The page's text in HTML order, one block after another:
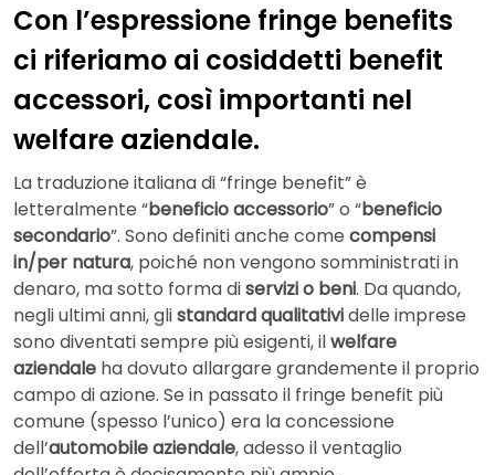
Con l’espressione fringe benefits
ci riferiamo ai cosiddetti benefit
accessori, così importanti nel
welfare aziendale.
La traduzione italiana di “fringe benefit” è
letteralmente “beneficio accessorio” o “beneficio
secondario”. Sono definiti anche come compensi
in/per natura, poiché non vengono somministrati in
denaro, ma sotto forma diservizi o beni. Da quando,
negli ultimi anni, glistandard qualitatividelle imprese
sono diventati sempre più esigenti, ilwelfare
aziendale ha dovuto allargare grandemente il proprio
campo di azione. Se in passato il fringe benefit più
comune (spesso l’unico) era la concessione
dell’automobile aziendale, adesso il ventaglio